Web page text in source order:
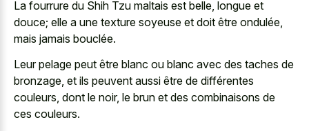
La fourrure du Shih Tzu maltais est belle, longue et
douce; elle a une texture soyeuse et doit être ondulée,
mais jamais bouclée.
Leur pelage peut être blanc ou blanc avec des taches de
bronzage, et ils peuvent aussi être de différentes
couleurs, dont le noir, le brun et des combinaisons de
ces couleurs.